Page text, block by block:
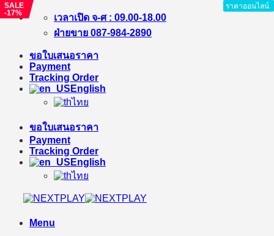
Skip
เวลาเปิด จ-ศ : 09.00-18.00
ฝ่ายขาย 087-984-2890
ขอใบเสนอราคา
Payment
Tracking Order
English
ไทย
ขอใบเสนอราคา
Payment
Tracking Order
English
ไทย
Menu
ราคาออนไลน์
SALE
-17%
ราคาออนไลน์
SALE
-17%